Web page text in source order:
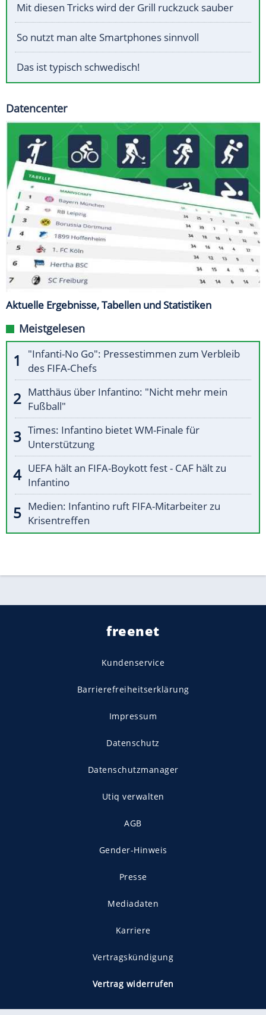
Mit diesen Tricks wird der Grill ruckzuck sauber
So nutzt man alte Smartphones sinnvoll
Das ist typisch schwedisch!
Datencenter
Aktuelle Ergebnisse, Tabellen und Statistiken
Meistgelesen
"Infanti-No Go": Pressestimmen zum Verbleib
des FIFA-Chefs
Matthäus über Infantino: "Nicht mehr mein
Fußball"
Times: Infantino bietet WM-Finale für
Unterstützung
UEFA hält an FIFA-Boykott fest - CAF hält zu
Infantino
Medien: Infantino ruft FIFA-Mitarbeiter zu
Krisentreffen
freenet
Kundenservice
Barrierefreiheitserklärung
Impressum
Datenschutz
Datenschutzmanager
Utiq verwalten
AGB
Gender-Hinweis
Presse
Mediadaten
Karriere
Vertragskündigung
Vertrag widerrufen